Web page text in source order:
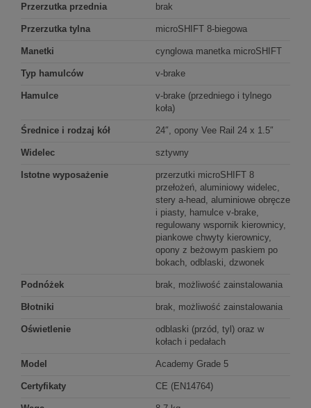
Przerzutka przednia brak
Przerzutka tylna microSHIFT 8-biegowa
Manetki cynglowa manetka microSHIFT
Typ hamulców v-brake
Hamulce
v-brake (przedniego i tylnego
koła)
Średnice i rodzaj kół 24″, opony Vee Rail 24 x 1.5″
Widelec sztywny
Istotne wyposażenie
przerzutki microSHIFT 8
przełożeń, aluminiowy widelec,
stery a-head, aluminiowe obręcze
i piasty, hamulce v-brake,
regulowany wspornik kierownicy,
piankowe chwyty kierownicy,
opony z beżowym paskiem po
bokach, odblaski, dzwonek
Podnóżek brak, możliwość zainstalowania
Błotniki brak, możliwość zainstalowania
Oświetlenie
odblaski (przód, tyl) oraz w
kołach i pedałach
Model Academy Grade 5
Certyfikaty CE (EN14764)